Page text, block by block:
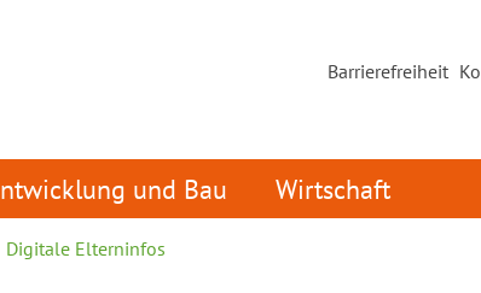
Barrierefreiheit
und Bau Wirtschaft
Digitale Elterninfos